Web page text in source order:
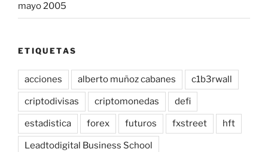
mayo 2005
ETIQUETAS
acciones alberto muñoz cabanes c1b3rwall
criptodivisas criptomonedas defi
estadistica forex futuros fxstreet hft
Leadtodigital Business School